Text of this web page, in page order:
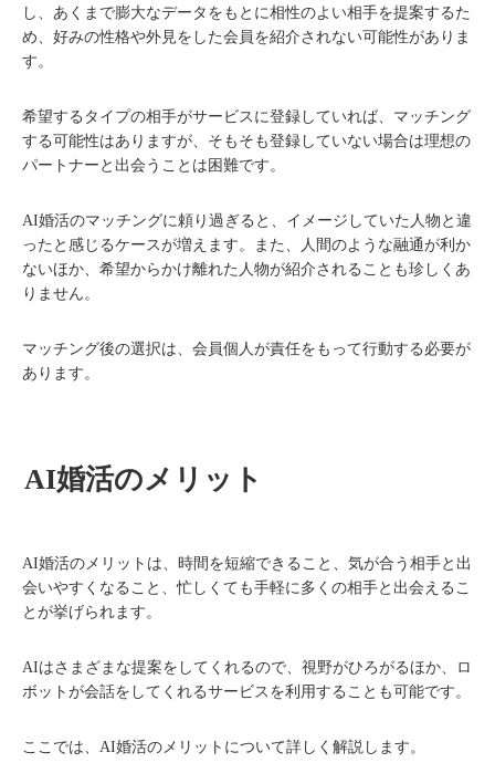
し、あくまで膨大なデータをもとに相性のよい相手を提案するた
め、好みの性格や外見をした会員を紹介されない可能性がありま
す。
希望するタイプの相手がサービスに登録していれば、マッチング
する可能性はありますが、そもそも登録していない場合は理想の
パートナーと出会うことは困難です。
AI婚活のマッチングに頼り過ぎると、イメージしていた人物と違
ったと感じるケースが増えます。また、人間のような融通が利か
ないほか、希望からかけ離れた人物が紹介されることも珍しくあ
りません。
マッチング後の選択は、会員個人が責任をもって行動する必要が
あります。
AI婚活のメリット
AI婚活のメリットは、時間を短縮できること、気が合う相手と出
会いやすくなること、忙しくても手軽に多くの相手と出会えるこ
とが挙げられます。
AIはさまざまな提案をしてくれるので、視野がひろがるほか、ロ
ボットが会話をしてくれるサービスを利用することも可能です。
ここでは、AI婚活のメリットについて詳しく解説します。